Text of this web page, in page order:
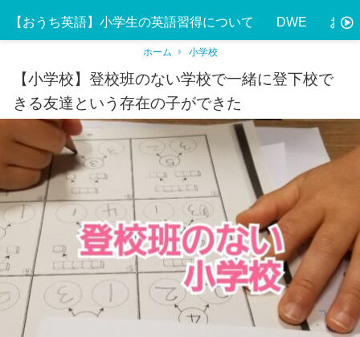
【おうち英語】小学生の英語習得について DWE おう
ホーム 小学校
【小学校】登校班のない学校で一緒に登下校で
きる友達という存在の子ができた